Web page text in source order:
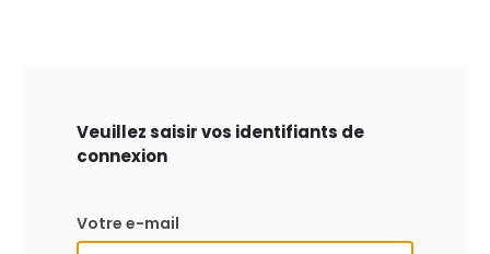
Veuillez saisir vos identifiants de
connexion
Votre e-mail